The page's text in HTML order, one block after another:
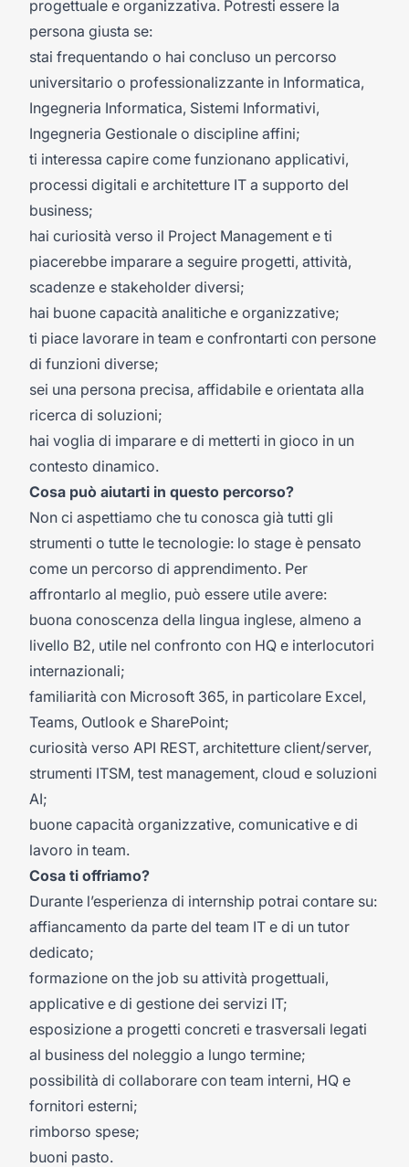
progettuale e organizzativa. Potresti essere la
persona giusta se:
stai frequentando o hai concluso un percorso
universitario o professionalizzante in Informatica,
Ingegneria Informatica, Sistemi Informativi,
Ingegneria Gestionale o discipline affini;
ti interessa capire come funzionano applicativi,
processi digitali e architetture IT a supporto del
business;
hai curiosità verso il Project Management e ti
piacerebbe imparare a seguire progetti, attività,
scadenze e stakeholder diversi;
hai buone capacità analitiche e organizzative;
ti piace lavorare in team e confrontarti con persone
di funzioni diverse;
sei una persona precisa, affidabile e orientata alla
ricerca di soluzioni;
hai voglia di imparare e di metterti in gioco in un
contesto dinamico.
Cosa può aiutarti in questo percorso?
Non ci aspettiamo che tu conosca già tutti gli
strumenti o tutte le tecnologie: lo stage è pensato
come un percorso di apprendimento. Per
affrontarlo al meglio, può essere utile avere:
buona conoscenza della lingua inglese, almeno a
livello B2, utile nel confronto con HQ e interlocutori
internazionali;
familiarità con Microsoft 365, in particolare Excel,
Teams, Outlook e SharePoint;
curiosità verso API REST, architetture client/server,
strumenti ITSM, test management, cloud e soluzioni
AI;
buone capacità organizzative, comunicative e di
lavoro in team.
Cosa ti offriamo?
Durante l’esperienza di internship potrai contare su:
affiancamento da parte del team IT e di un tutor
dedicato;
formazione on the job su attività progettuali,
applicative e di gestione dei servizi IT;
esposizione a progetti concreti e trasversali legati
al business del noleggio a lungo termine;
possibilità di collaborare con team interni, HQ e
fornitori esterni;
rimborso spese;
buoni pasto.